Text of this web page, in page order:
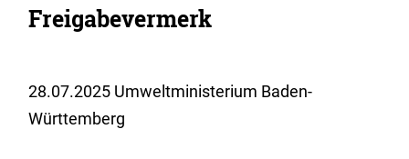
Freigabevermerk
28.07.2025 Umweltministerium Baden-
Württemberg